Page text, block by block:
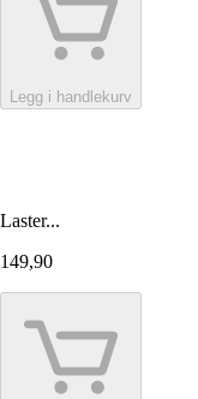
Legg i handlekurv
Laster...
149,90